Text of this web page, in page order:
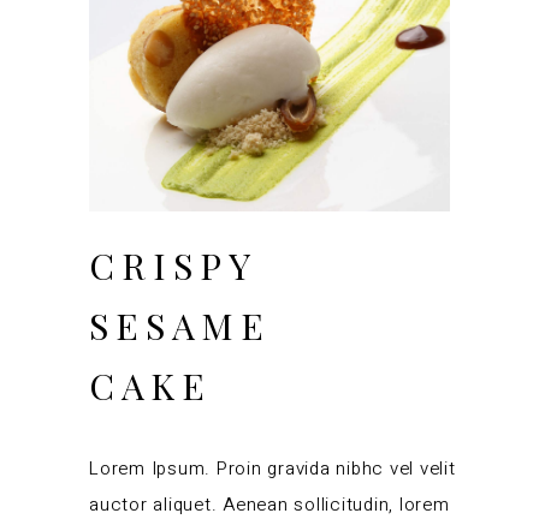
CRISPY
SESAME
CAKE
Lorem Ipsum. Proin gravida nibhc vel velit
auctor aliquet. Aenean sollicitudin, lorem